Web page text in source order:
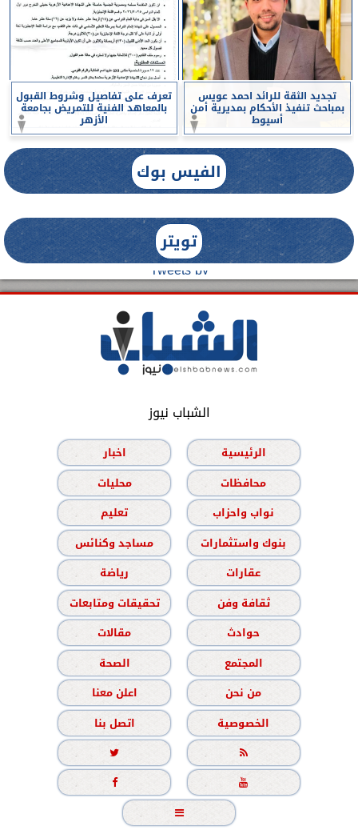
تجديد الثقة للرائد احمد عويس
بمباحث تنفيذ الأحكام بمديرية أمن
أسيوط
تعرف على تفاصيل وشروط القبول
بالمعاهد الفنية للتمريض بجامعة
الأزهر
الفيس بوك
تويتر
Tweets by
الشباب نيوز
الرئيسية
اخبار
محافظات
محليات
نواب واحزاب
تعليم
بنوك واستثمارات
مساجد وكنائس
عقارات
رياضة
ثقافة وفن
تحقيقات ومتابعات
حوادث
مقالات
المجتمع
الصحة
من نحن
اعلن معنا
الخصوصية
اتصل بنا




